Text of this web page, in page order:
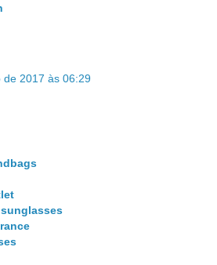
de 2017 às 06:29